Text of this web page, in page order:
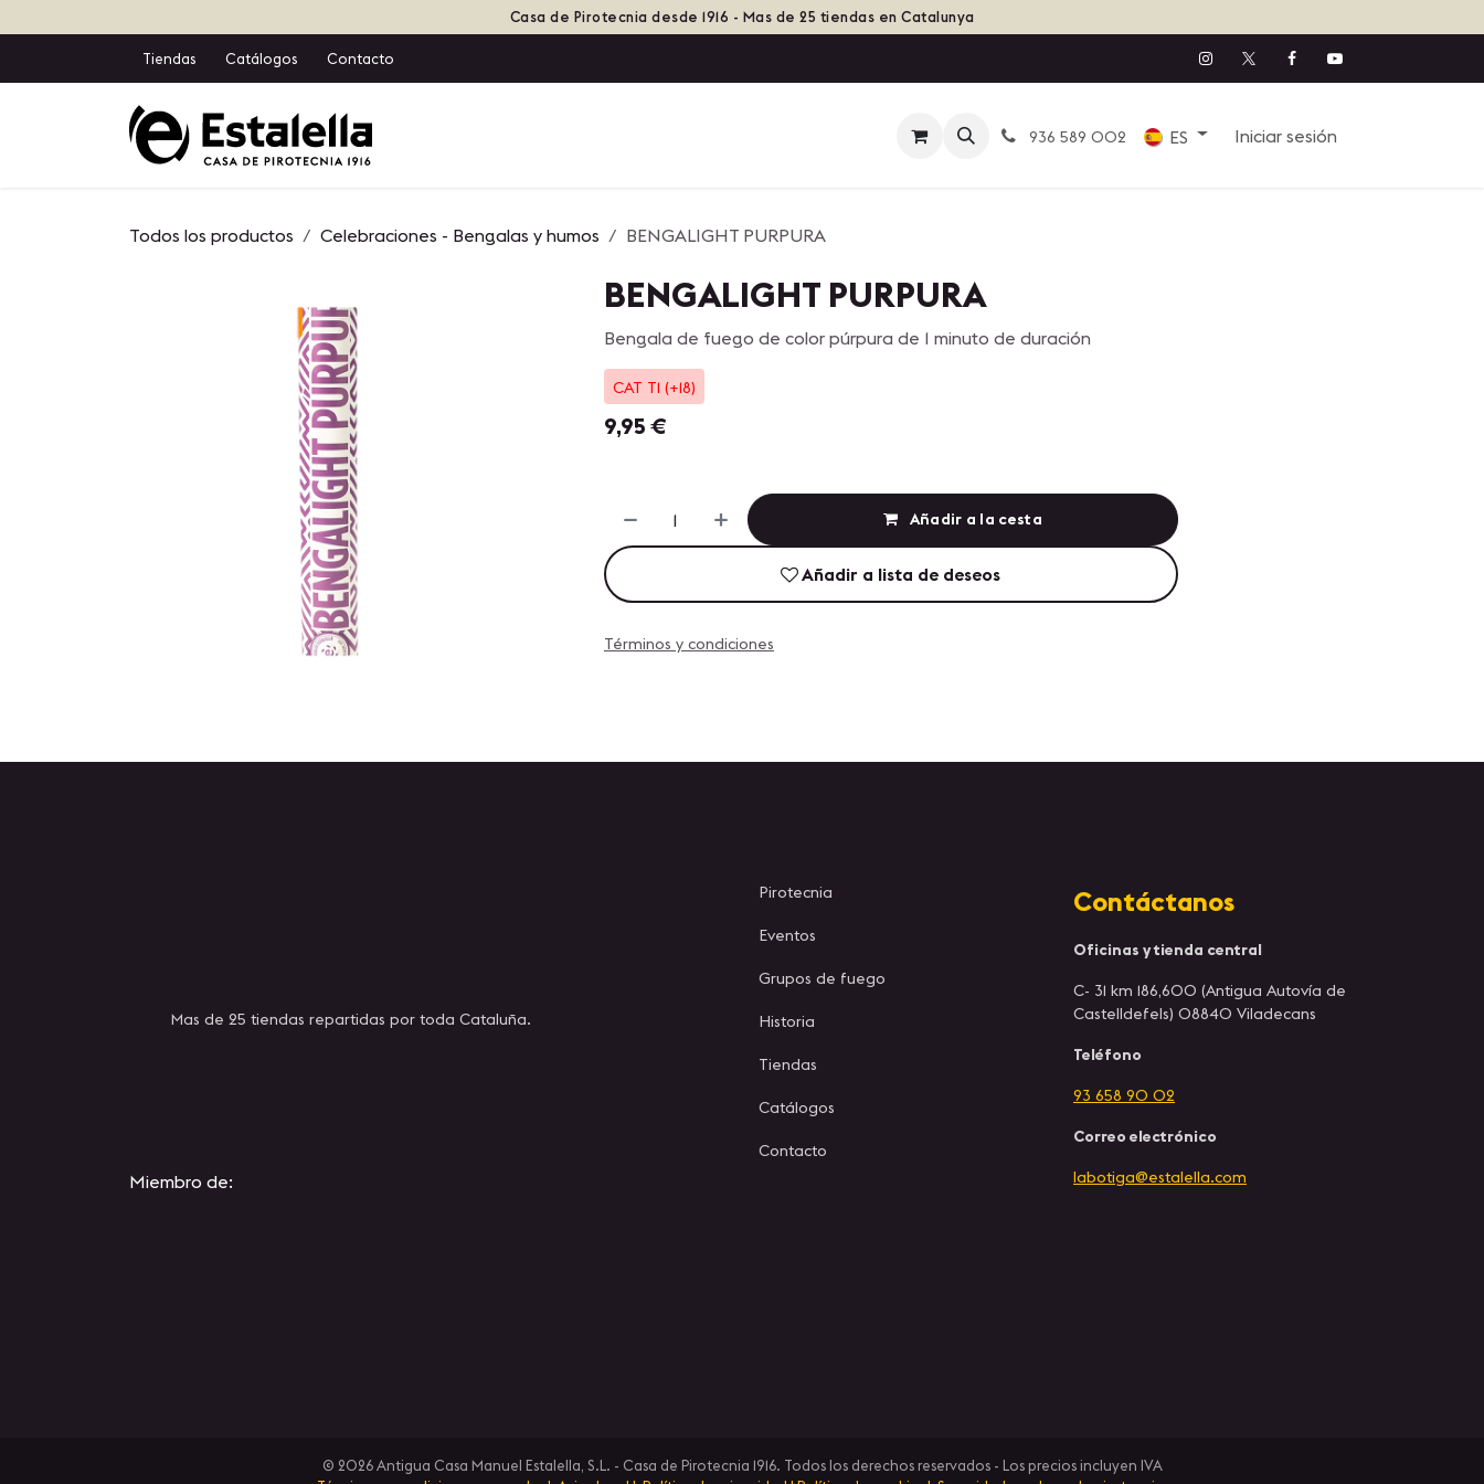
Casa de Pirotecnia desde 1916 - Mas de 25 tiendas en Catalunya
Tiendas Catálogos Contacto
936 589 002 ES Iniciar sesión
Todos los productos Celebraciones - Bengalas y humos BENGALIGHT PURPURA
BENGALIGHT PURPURA
Bengala de fuego de color púrpura de 1 minuto de duración
CAT T1 (+18)
9,95 €
Añadir a la cesta
Añadir a lista de deseos
Términos y condiciones
Mas de 25 tiendas repartidas por toda Cataluña.
Miembro de:
Pirotecnia
Eventos
Grupos de fuego
Historia
Tiendas
Catálogos
Contacto
Contáctanos
Oficinas y tienda central
C- 31 km 186,600 (Antigua Autovía de
Castelldefels) 08840 Viladecans
Teléfono
93 658 90 02
Correo electrónico
labotiga@estalella.com
© 2026 Antigua Casa Manuel Estalella, S.L. - Casa de Pirotecnia 1916. Todos los derechos reservados - Los precios incluyen IVA